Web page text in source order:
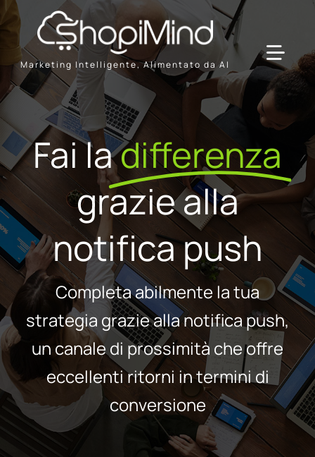
Skip
to
content
Marketing Intelligente, Alimentato da AI
Solution
Resources & Partners
Offerte
Fai ladifferenza
grazie alla
notifica push
Completa abilmente la tua
strategia grazie alla notifica push,
un canale di prossimità che offre
eccellenti ritorni in termini di
conversione